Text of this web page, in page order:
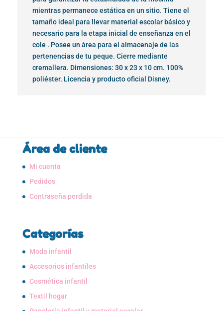
mientras permanece estática en un sitio. Tiene el
tamaño ideal para llevar material escolar básico y
necesario para la etapa inicial de enseñanza en el
cole . Posee un área para el almacenaje de las
pertenencias de tu peque. Cierre mediante
cremallera. Dimensiones: 30 x 23 x 10 cm. 100%
poliéster. Licencia y producto oficial Disney.
Área de cliente
Mi cuenta
Pedidos
Contraseña perdida
Categorías
Moda infantil
Accesorios infantiles
Cosmética infantil
Textil hogar